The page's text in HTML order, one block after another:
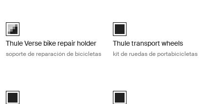
Thule Verse bike repair holder Negro/gris (selected)
Thule Verse bike repair holder
soporte de reparación de bicicletas
Thule transport wheels Negro
Thule transport wheels
kit de ruedas de portabicicletas
Thule ReVert integrated bike lock Negro (selected)Thule ReVert 24" wheel adapter